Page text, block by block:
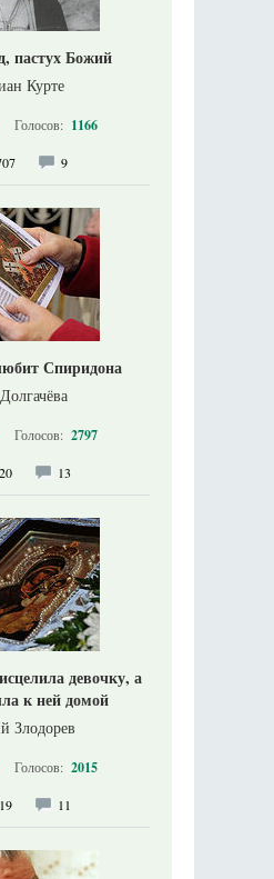
пастух Божий
Курте
Голосов: 1166
9
Спиридона
Голосов: 2797
13
девочку, а
к ней домой
Злодорев
Голосов: 2015
11